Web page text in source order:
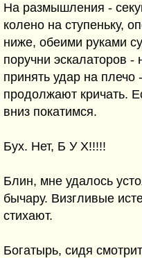
На размышления -
колено на ступеньку,
ниже, обеими руками
поручни эскалаторов -
принять удар на
продолжают кричать.
вниз покатимся.
Бух. Нет, Б У Х!!!!!
Блин, мне удалось
бычару. Визгливые
стихают.
Богатырь, сидя